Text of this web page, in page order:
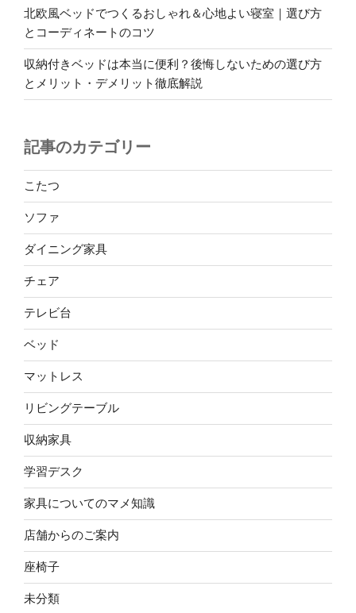
北欧風ベッドでつくるおしゃれ＆心地よい寝室｜選び方
とコーディネートのコツ
収納付きベッドは本当に便利？後悔しないための選び方
とメリット・デメリット徹底解説
記事のカテゴリー
こたつ
ソファ
ダイニング家具
チェア
テレビ台
ベッド
マットレス
リビングテーブル
収納家具
学習デスク
家具についてのマメ知識
店舗からのご案内
座椅子
未分類